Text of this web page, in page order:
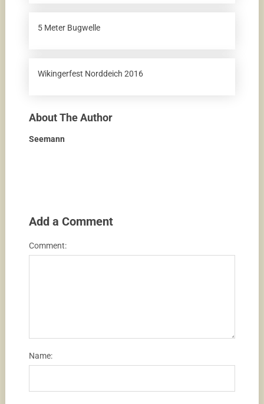
5 Meter Bugwelle
Wikingerfest Norddeich 2016
About The Author
Seemann
Add a Comment
Comment:
Name: